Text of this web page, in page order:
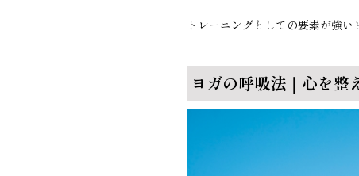
トレーニングとしての要素が強い
ヨガの呼吸法｜心を整